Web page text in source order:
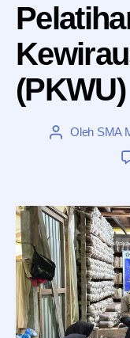
(PKWU)
Penulis
Oleh SMA